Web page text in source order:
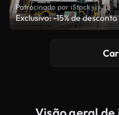
Patrocinado por iStock
Exclusivo: -15% de